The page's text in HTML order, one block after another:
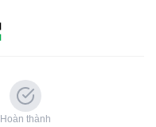
Hoàn thành